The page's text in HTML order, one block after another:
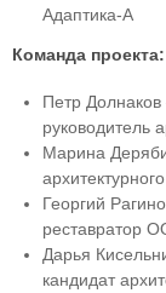
Адаптика-А
Команда проекта:
Петр
руководитель
Марина
Георгий
реставратор
Дарья
кандидат